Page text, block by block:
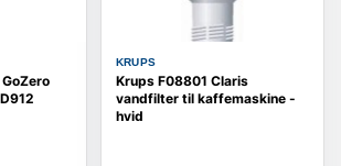
KRUPS
Krups F08801 Claris
vandfilter til kaffemaskine -
hvid